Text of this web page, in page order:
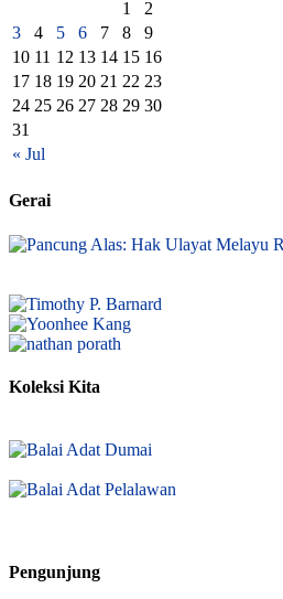
« Jul
1
2
3
4 5 6 7 8
9
10 11 12 13 14 15 16
17 18 19 20 21 22 23
24 25 26 27 28 29 30
31
Gerai
Koleksi Kita
Pengunjung